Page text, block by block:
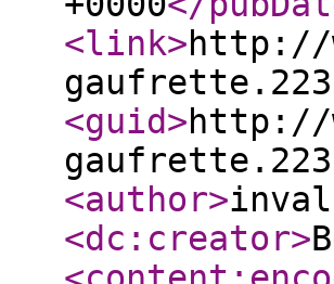
<link>http://
<guid>http://
<author>
<dc:creator>